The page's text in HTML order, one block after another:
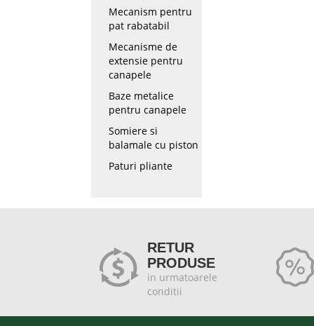
Mecanism pentru
pat rabatabil
Mecanisme de
extensie pentru
canapele
Baze metalice
pentru canapele
Somiere si
balamale cu piston
Paturi pliante
RETUR
PRODUSE
in urmatoarele
conditii